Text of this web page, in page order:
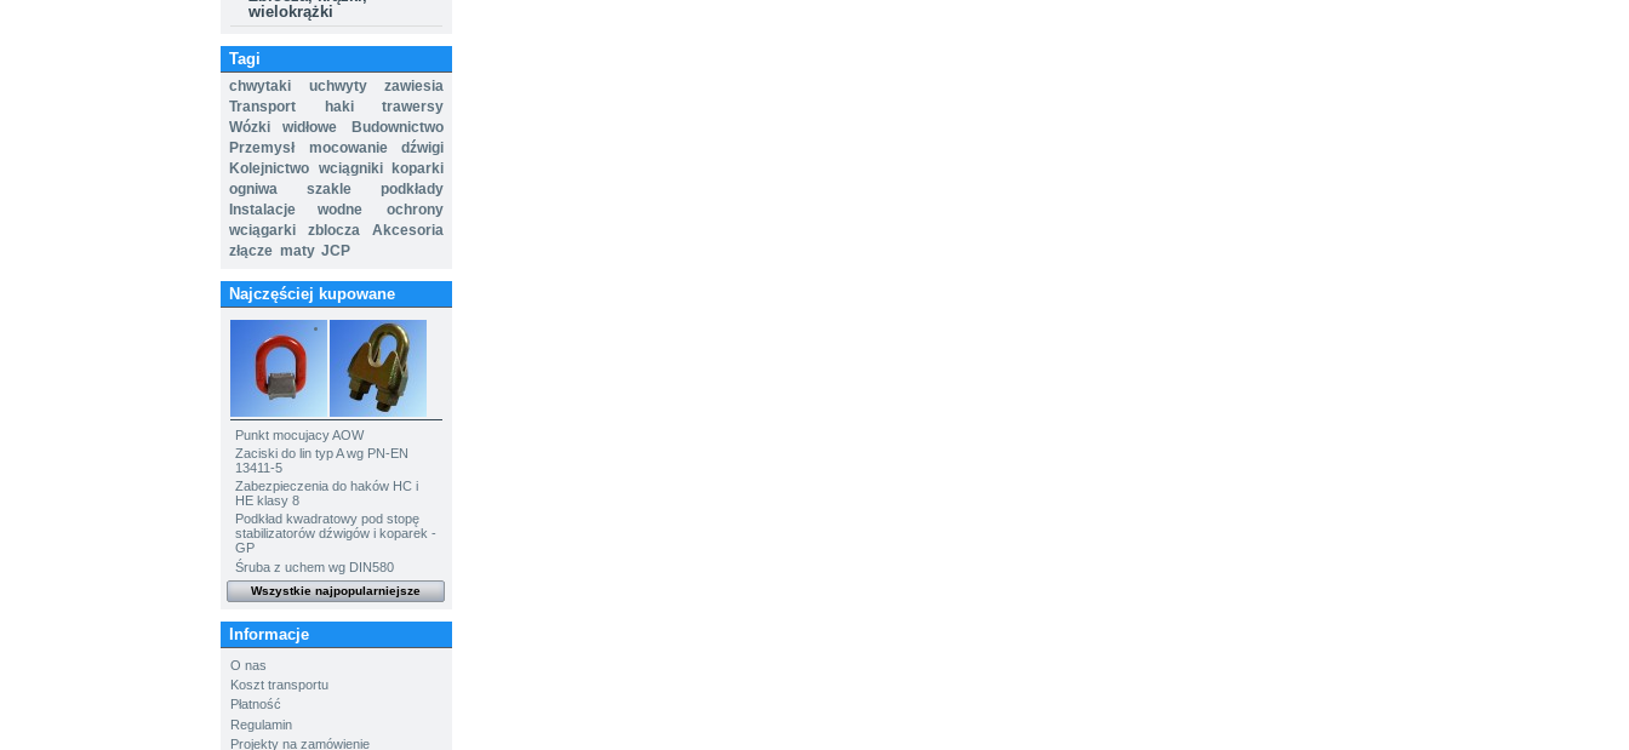
wielokrążki
Tagi
chwytaki uchwyty
zawiesia
Transport
haki
trawersy
Wózki widłowe
Budownictwo
Przemysł
mocowanie
dźwigi
Kolejnictwo wciągniki
koparki
ogniwa
szakle
podkłady
Instalacje wodne
ochrony
wciągarki
zblocza
Akcesoria
złącze maty JCP
Najczęściej kupowane
Punkt mocujacy AOW
Zaciski do lin typ A wg PN-EN
13411-5
Zabezpieczenia do haków HC i
HE klasy 8
Podkład kwadratowy pod stopę
stabilizatorów dźwigów i koparek -
GP
Śruba z uchem wg DIN580
Wszystkie najpopularniejsze
Informacje
O nas
Koszt transportu
Płatność
Regulamin
Projekty na zamówienie